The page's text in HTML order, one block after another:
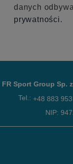
danych
prywatności.
FR Sport Group Sp.
Tel.: +48 883
NIP: